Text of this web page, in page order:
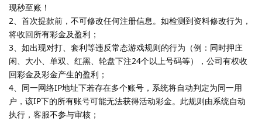
现秒至账！
2、首次提款前，不可修改任何注册信息。如检测到资料修改行为，
将收回所有彩金及盈利；
3、如出现对打、套利等违反常态游戏规则的行为（例：同时押庄
闲、大小、单双、红黑、轮盘下注24个以上号码等），公司有权收
回彩金及彩金产生的盈利；
4、同一网络IP地址下若存在多个账号，系统将自动判定为同一用
户，该IP下的所有账号可能无法获得活动彩金。此规则由系统自动
执行，客服不参与审核；